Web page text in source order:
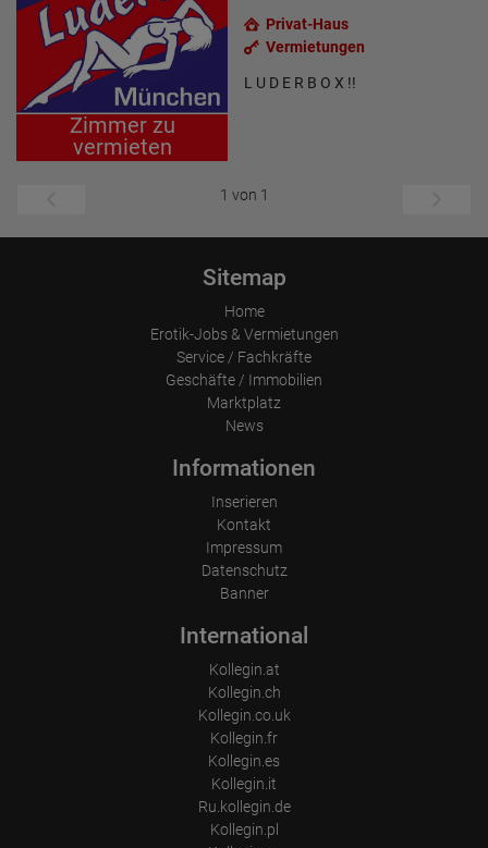
Zimmer zu
vermieten
Privat-Haus
Vermietungen
L U D E R B O X !!
1 von 1
Sitemap
Home
Erotik-Jobs & Vermietungen
Service / Fachkräfte
Geschäfte / Immobilien
Marktplatz
News
Informationen
Inserieren
Kontakt
Impressum
Datenschutz
Banner
International
Kollegin.at
Kollegin.ch
Kollegin.co.uk
Kollegin.fr
Kollegin.es
Kollegin.it
Ru.kollegin.de
Kollegin.pl